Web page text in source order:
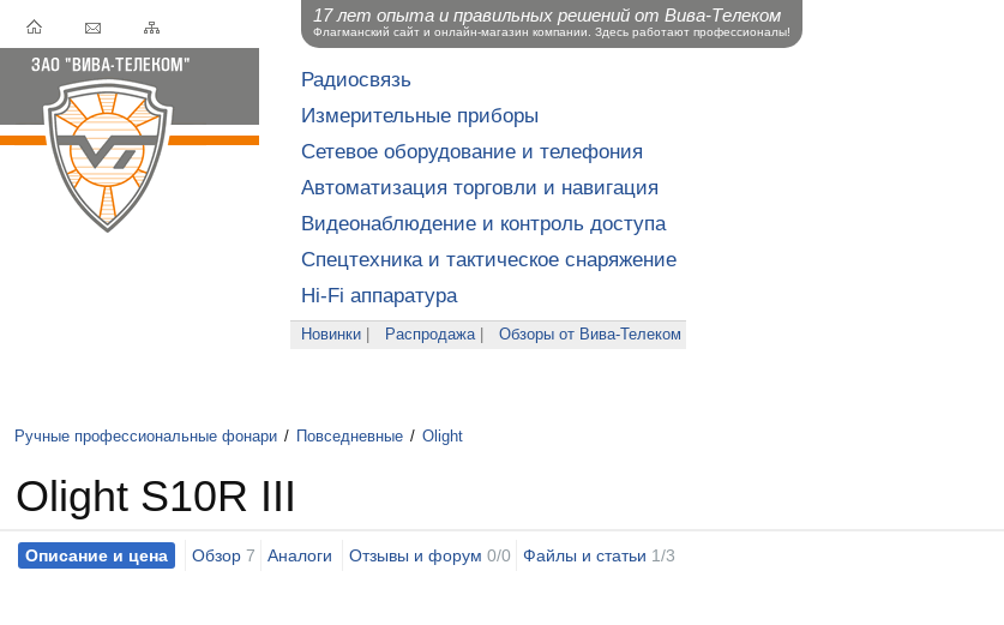
Радиосвязь
Измерительные приборы
Сетевое оборудование и телефония
Автоматизация торговли и навигация
Видеонаблюдение и контроль доступа
Спецтехника и тактическое снаряжение
Hi-Fi аппаратура
Новинки Распродажа| Обзоры от Вива-Телеком
Ручные профессиональные фонари / Повседневные / Olight
Olight S10R III
Описание и цена Обзор 7 Аналоги Отзывы и форум 0/0 Файлы и статьи 1/3
17 лет опыта и правильных решений от Вива-Телеком
Флагманский сайт и онлайн-магазин компании. Здесь работают профессионалы!